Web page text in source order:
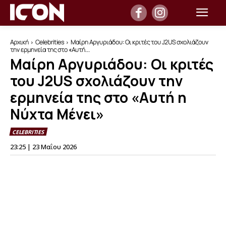
Αρχική Celebrities
Μαίρη Αργυριάδου: Οι κριτές του J2US σχολιάζουν
την ερμηνεία της στο «Αυτή...
Μαίρη Αργυριάδου: Οι κριτές
του J2US σχολιάζουν την
ερμηνεία της στο «Αυτή η
Νύχτα Μένει»
CELEBRITIES
23:25 | 23 Μαΐου 2026